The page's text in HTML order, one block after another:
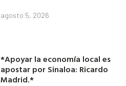
agosto 5, 2026
*Apoyar la economía local es
apostar por Sinaloa: Ricardo
Madrid.*